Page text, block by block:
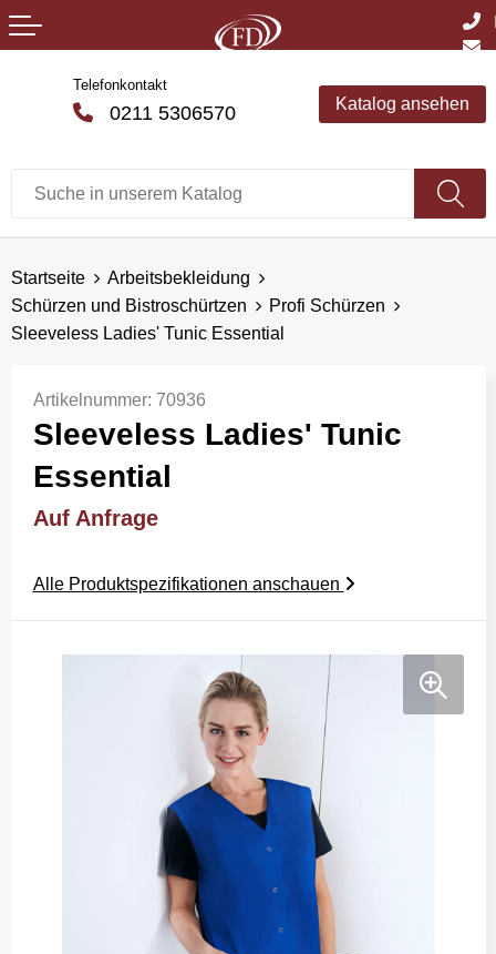
Telefonkontakt
0211 5306570 Katalog ansehen
Startseite
Arbeitsbekleidung
Schürzen und Bistroschürtzen
Profi Schürzen
Sleeveless Ladies' Tunic Essential
Artikelnummer: 70936
Sleeveless Ladies' Tunic
Essential
Auf Anfrage
Alle Produktspezifikationen anschauen